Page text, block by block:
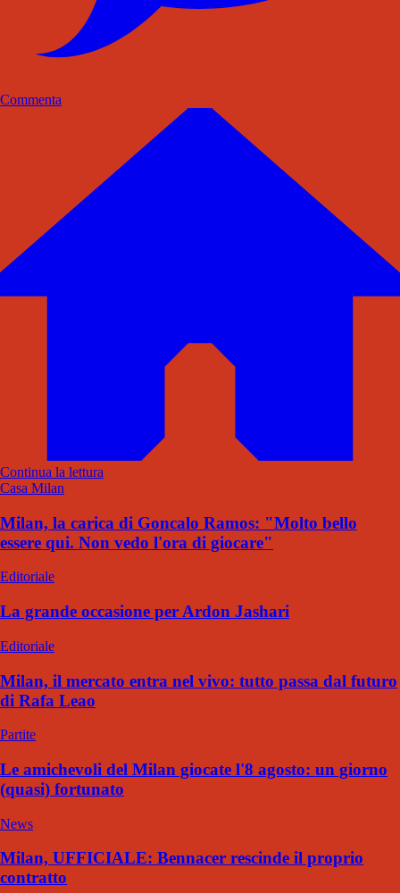
Commenta
Continua la lettura
Casa Milan
Milan, la carica di Goncalo Ramos: "Molto bello
essere qui. Non vedo l'ora di giocare"
Editoriale
La grande occasione per Ardon Jashari
Editoriale
Milan, il mercato entra nel vivo: tutto passa dal futuro
di Rafa Leao
Partite
Le amichevoli del Milan giocate l'8 agosto: un giorno
(quasi) fortunato
News
Milan, UFFICIALE: Bennacer rescinde il proprio
contratto